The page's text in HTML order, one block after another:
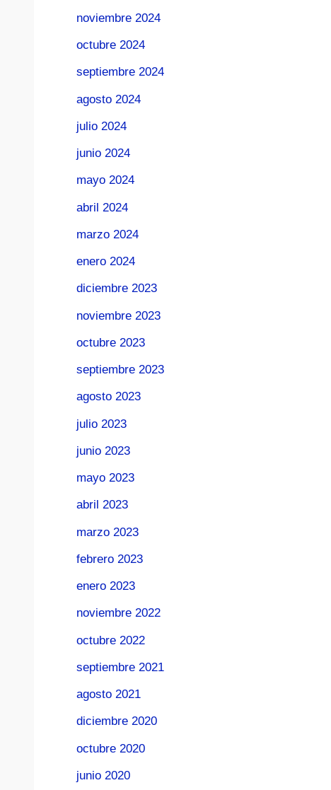
noviembre 2024
octubre 2024
septiembre 2024
agosto 2024
julio 2024
junio 2024
mayo 2024
abril 2024
marzo 2024
enero 2024
diciembre 2023
noviembre 2023
octubre 2023
septiembre 2023
agosto 2023
julio 2023
junio 2023
mayo 2023
abril 2023
marzo 2023
febrero 2023
enero 2023
noviembre 2022
octubre 2022
septiembre 2021
agosto 2021
diciembre 2020
octubre 2020
junio 2020